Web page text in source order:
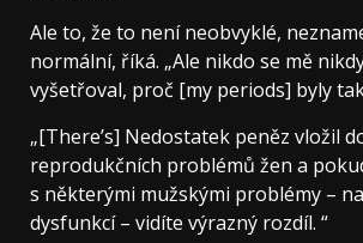
Ale to, že to není neobvyklé,
normální, říká. „Ale nikdo se mě
vyšetřoval, proč [my periods] byly
„[There’s] Nedostatek peněz vložil
reprodukčních problémů žen a
s některými mužskými problémy –
dysfunkcí – vidíte výrazný rozdíl. “